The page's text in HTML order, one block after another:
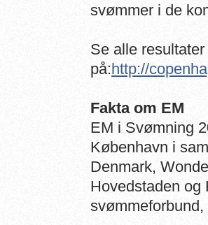
svømmer i de
Se alle resultater
på:http://
Fakta om EM
EM i Svømning
København i
Denmark,
Hovedstaden
svømmeforbund,